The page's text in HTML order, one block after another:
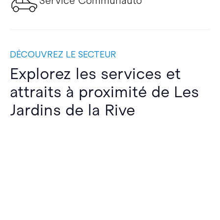
DÉCOUVREZ LE SECTEUR
Explorez les services et
attraits à proximité de Les
Jardins de la Rive